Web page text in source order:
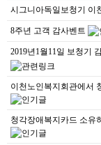
시그니아독일보청기 이
8주년 고객 감사벤트
2019년1월11일 보청기
이천노인복지회관에서
청각장애복지카드 소유